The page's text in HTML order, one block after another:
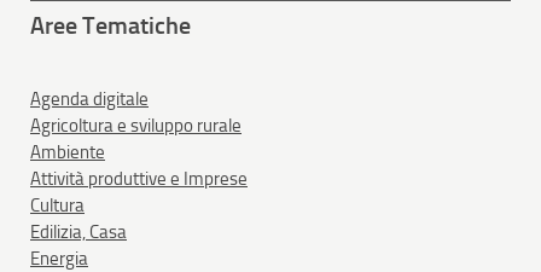
Aree Tematiche
Agenda digitale
Agricoltura e sviluppo rurale
Ambiente
Attività produttive e Imprese
Cultura
Edilizia, Casa
Energia